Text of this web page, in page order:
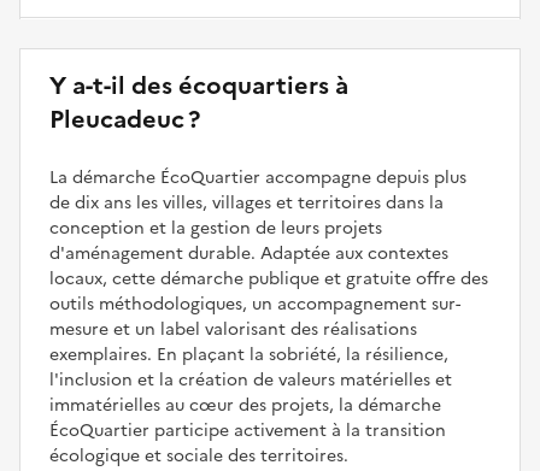
Y a-t-il des écoquartiers à
Pleucadeuc ?
La démarche ÉcoQuartier accompagne depuis plus
de dix ans les villes, villages et territoires dans la
conception et la gestion de leurs projets
d'aménagement durable. Adaptée aux contextes
locaux, cette démarche publique et gratuite offre des
outils méthodologiques, un accompagnement sur-
mesure et un label valorisant des réalisations
exemplaires. En plaçant la sobriété, la résilience,
l'inclusion et la création de valeurs matérielles et
immatérielles au cœur des projets, la démarche
ÉcoQuartier participe activement à la transition
écologique et sociale des territoires.